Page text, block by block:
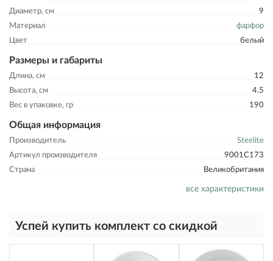
Диаметр, см
9
Материал
фарфор
Цвет
белый
Размеры и габариты
Длина, см
12
Высота, см
4.5
Вес в упаковке, гр
190
Общая информация
Производитель
Steelite
Артикул производителя
9001C173
Страна
Великобритания
все характеристики
Успей купить комплект со скидкой